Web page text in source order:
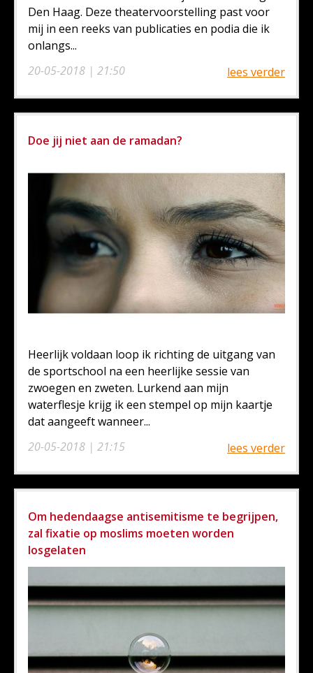
20-05-2018 | 21:50
Den Haag. Deze theatervoorstelling past voor
mij in een reeks van publicaties en podia die ik
onlangs...
lees verder
Doe jij niet aan de ramadan?
20-05-2018 | 21:15
Heerlijk voldaan loop ik richting de uitgang van
de sportschool na een heerlijke sessie van
zwoegen en zweten. Lurkend aan mijn
waterflesje krijg ik een stempel op mijn kaartje
dat aangeeft wanneer...
lees verder
Om hedendaagse antisemitisme te begrijpen,
zal fixatie op moslims moeten worden
losgelaten